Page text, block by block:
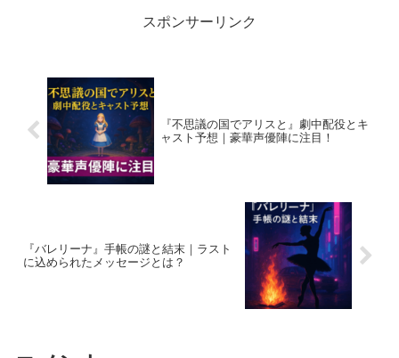
スポンサーリンク
『不思議の国でアリスと』劇中配役とキ
ャスト予想｜豪華声優陣に注目！
『バレリーナ』手帳の謎と結末｜ラスト
に込められたメッセージとは？